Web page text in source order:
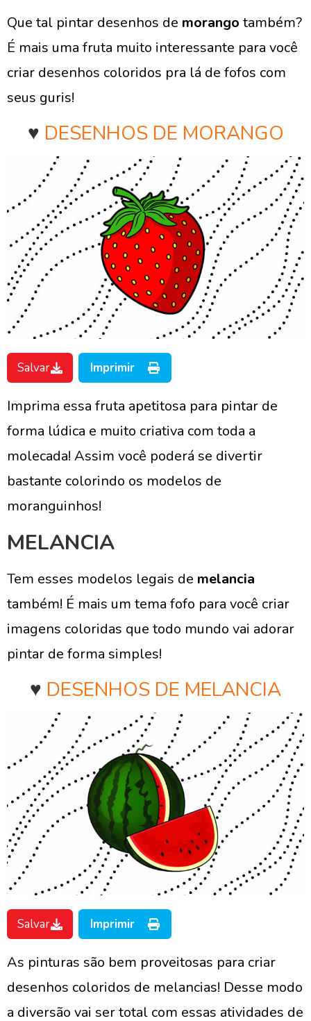
Que tal pintar desenhos de morango também?
É mais uma fruta muito interessante para você
criar desenhos coloridos pra lá de fofos com
seus guris!
♥ DESENHOS DE MORANGO
Salvar Imprimir
Imprima essa fruta apetitosa para pintar de
forma lúdica e muito criativa com toda a
molecada! Assim você poderá se divertir
bastante colorindo os modelos de
moranguinhos!
MELANCIA
Tem esses modelos legais de melancia
também! É mais um tema fofo para você criar
imagens coloridas que todo mundo vai adorar
pintar de forma simples!
♥ DESENHOS DE MELANCIA
Salvar Imprimir
As pinturas são bem proveitosas para criar
desenhos coloridos de melancias! Desse modo
a diversão vai ser total com essas atividades de